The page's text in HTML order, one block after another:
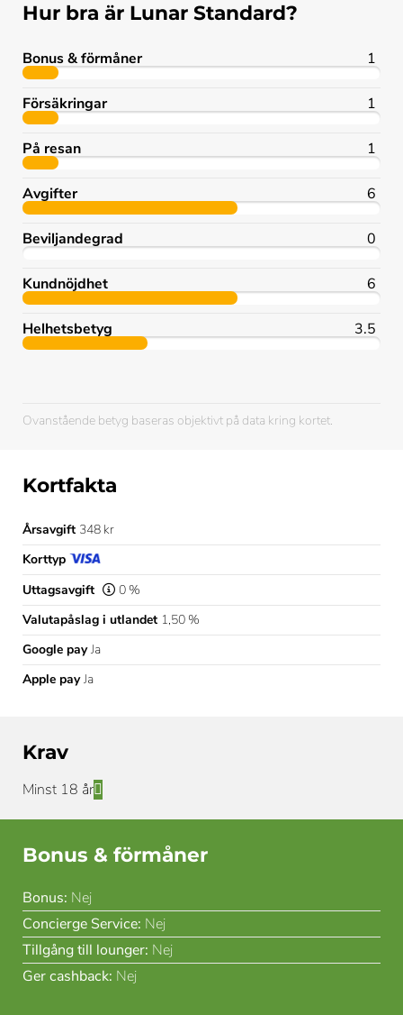
Hur bra är Lunar Standard?
Bonus & förmåner 1
Försäkringar 1
På resan 1
Avgifter 6
Beviljandegrad 0
Kundnöjdhet 6
Helhetsbetyg 3.5
Ovanstående betyg baseras objektivt på data kring kortet.
Kortfakta
Årsavgift 348 kr
Korttyp
Uttagsavgift
0 %
Valutapåslag i utlandet 1,50 %
Google payJa
Apple payJa
Krav
Minst 18 år
Bonus & förmåner
Bonus: Nej
Concierge Service: Nej
Tillgång till lounger: Nej
Ger cashback: Nej